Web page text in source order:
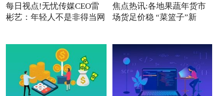
每日视点!无忧传媒CEO雷
彬艺：年轻人不是非得当网
焦点热讯:各地果蔬年货市
场货足价稳 “菜篮子”新